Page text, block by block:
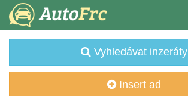
Vyhledávat inzeráty
Insert ad